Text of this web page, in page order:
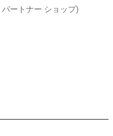
ートナー ショップ)